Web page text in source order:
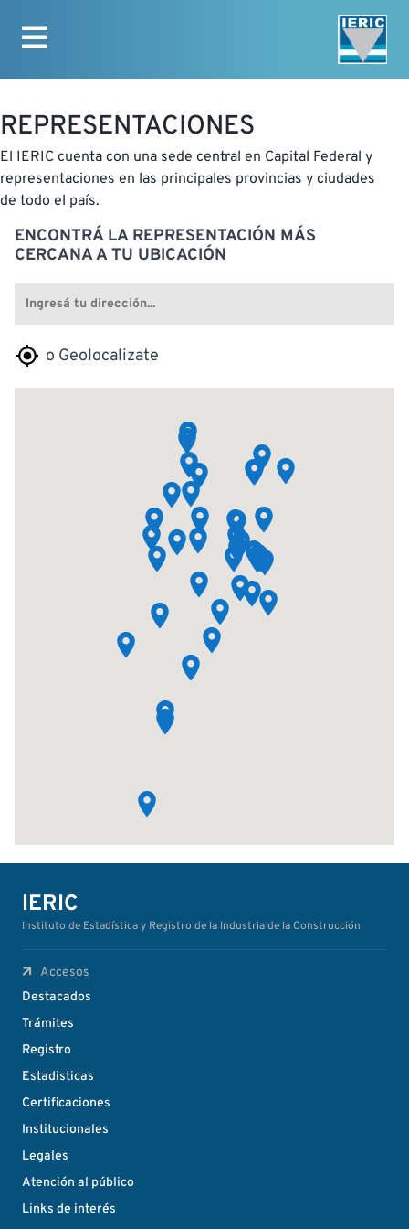
REPRESENTACIONES
El IERIC cuenta con una sede central en Capital Federal y
representaciones en las principales provincias y ciudades
de todo el país.
ENCONTRÁ LA REPRESENTACIÓN MÁS
CERCANA A TU UBICACIÓN
o Geolocalizate
IERIC
Instituto de Estadística y Registro de la Industria de la Construcción
Accesos
Destacados
Trámites
Registro
Estadisticas
Certificaciones
Institucionales
Legales
Atención al público
Links de interés